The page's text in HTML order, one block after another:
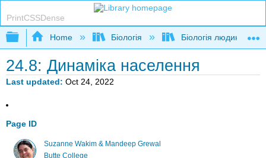
PrintCSSDense
Expand/collapse global hierarchy
Home Біологія Біологія людини
24.8: Динаміка населення
Last updated Oct 24, 2022
Page ID
Suzanne Wakim & Mandeep Grewal
Butte College